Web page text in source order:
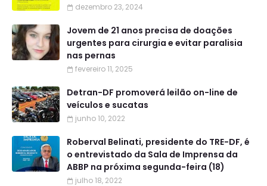
dezembro 23, 2024
Jovem de 21 anos precisa de doações
urgentes para cirurgia e evitar paralisia
nas pernas
fevereiro 11, 2025
Detran-DF promoverá leilão on-line de
veículos e sucatas
junho 10, 2022
Roberval Belinati, presidente do TRE-DF, é
o entrevistado da Sala de Imprensa da
ABBP na próxima segunda-feira (18)
julho 18, 2022